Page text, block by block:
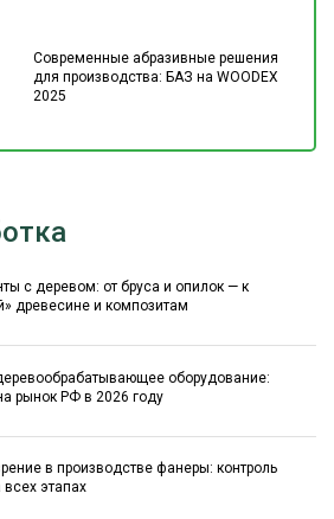
Современные абразивные решения
для производства: БАЗ на WOODEX
2025
с деревом: от бруса и опилок — к
древесине и композитам
оборудование:
рынок РФ в 2026 году
в производстве фанеры: контроль
всех этапах